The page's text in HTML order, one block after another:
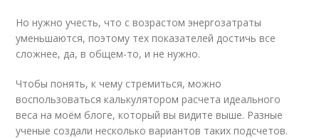
Но нужно учесть, что с возрастом энергозатраты
уменьшаются, поэтому тех показателей достичь все
сложнее, да, в общем-то, и не нужно.
Чтобы понять, к чему стремиться, можно
воспользоваться калькулятором расчета идеального
веса на моём блоге, который вы видите выше. Разные
ученые создали несколько вариантов таких подсчетов.